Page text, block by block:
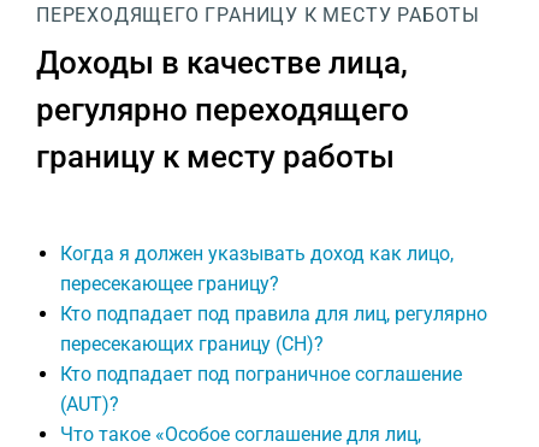
ПЕРЕХОДЯЩЕГО ГРАНИЦУ К МЕСТУ РАБОТЫ
Доходы в качестве лица,
регулярно переходящего
границу к месту работы
Когда я должен указывать доход как лицо,
пересекающее границу?
Кто подпадает под правила для лиц, регулярно
пересекающих границу (CH)?
Кто подпадает под пограничное соглашение
(AUT)?
Что такое «Особое соглашение для лиц,